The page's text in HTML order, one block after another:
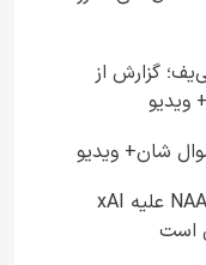
گزارش از
شان+ ویدیو
وزارت دادگستری آمریکا: شکایت NAACP علیه xAI
است